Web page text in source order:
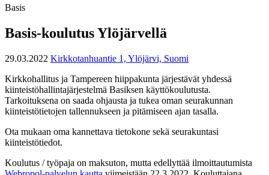
Basis
Basis-koulutus Ylöjärvellä
29.03.2022 Kirkkotanhuantie 1, Ylöjärvi, Suomi
Kirkkohallitus ja Tampereen hiippakunta järjestävät yhdessä
kiinteistöhallintajärjestelmä Basiksen käyttökoulutusta.
Tarkoituksena on saada ohjausta ja tukea oman seurakunnan
kiinteistötietojen tallennukseen ja pitämiseen ajan tasalla.
Ota mukaan oma kannettava tietokone sekä seurakuntasi
kiinteistötiedot.
Koulutus / työpaja on maksuton, mutta edellyttää ilmoittautumista